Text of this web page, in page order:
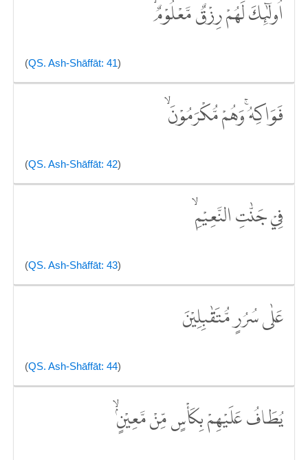
اُولٰۤىِٕكَ لَهُمْ رِزْقٌ مَّعْلُوْمٌۙ
(QS. Ash-Shāffāt: 41)
فَوَاكِهُ ۚوَهُمْ مُّكْرَمُوْنَۙ
(QS. Ash-Shāffāt: 42)
فِيْ جَنّٰتِ النَّعِيْمِۙ
(QS. Ash-Shāffāt: 43)
عَلٰى سُرُرٍ مُّتَقٰبِلِيْنَ
(QS. Ash-Shāffāt: 44)
يُطَافُ عَلَيْهِمْ بِكَأْسٍ مِّنْ مَّعِيْنٍۢ ۙ